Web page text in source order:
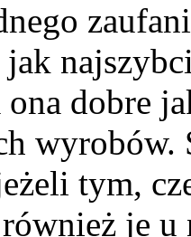
dobre
tym,
je u